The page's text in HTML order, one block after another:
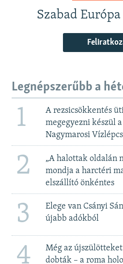
Szabad
Legnépszerűbb a
1
A rezsicsökkentés
megegyezni készül
Nagymarosi
2
„A halottak oldalán
mondja a harctéri
elszállító önkéntes
3
Elege van Csányi
újabb adókból
4
Még az
dobták – a roma